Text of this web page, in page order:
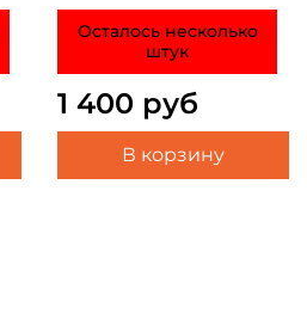
Осталось несколько
штук
1 400 руб
В корзину